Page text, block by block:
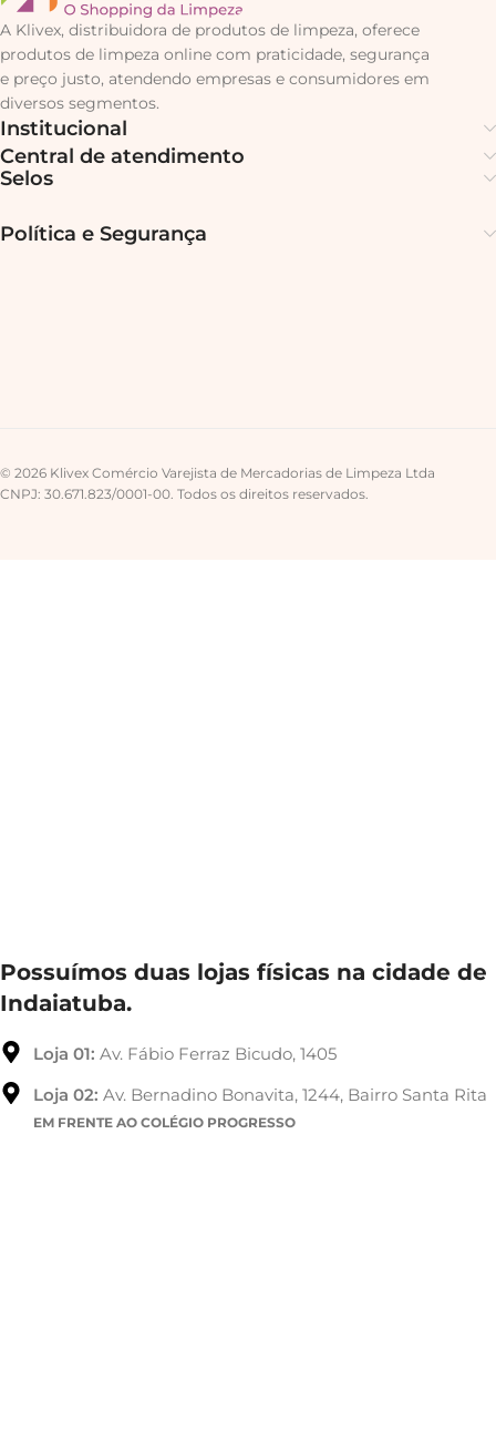
A Klivex, distribuidora de produtos de limpeza, oferece
produtos de limpeza online com praticidade, segurança
e preço justo, atendendo empresas e consumidores em
diversos segmentos.
Institucional
Central de atendimento
Selos
Política e Segurança
© 2026 Klivex Comércio Varejista de Mercadorias de Limpeza Ltda
CNPJ: 30.671.823/0001-00. Todos os direitos reservados.
Possuímos duas lojas físicas na cidade de
Indaiatuba.
Loja 01: Av. Fábio Ferraz Bicudo, 1405
Loja 02: Av. Bernadino Bonavita, 1244, Bairro Santa Rita
EM FRENTE AO COLÉGIO PROGRESSO